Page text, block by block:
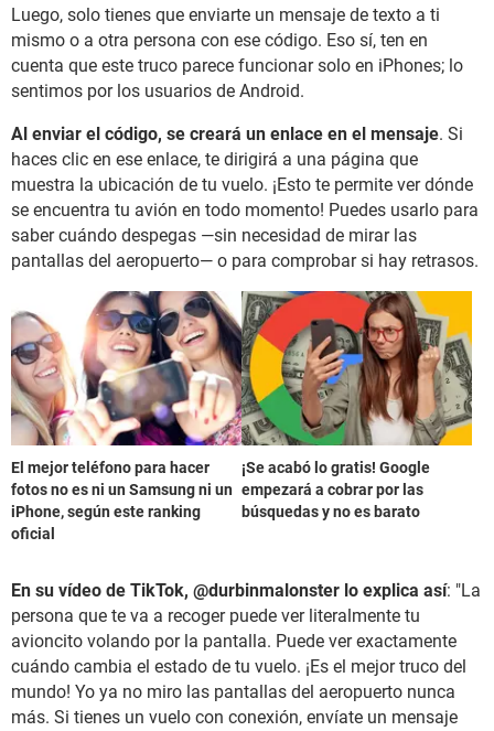
Luego, solo tienes que enviarte un mensaje de texto a ti
mismo o a otra persona con ese código. Eso sí, ten en
cuenta que este truco parece funcionar solo en iPhones; lo
sentimos por los usuarios de Android.
Al enviar el código, se creará un enlace en el mensaje. Si
haces clic en ese enlace, te dirigirá a una página que
muestra la ubicación de tu vuelo. ¡Esto te permite ver dónde
se encuentra tu avión en todo momento! Puedes usarlo para
saber cuándo despegas —sin necesidad de mirar las
pantallas del aeropuerto— o para comprobar si hay retrasos.
El mejor teléfono para hacer
fotos no es ni un Samsung ni un
iPhone, según este ranking
oficial
¡Se acabó lo gratis! Google
empezará a cobrar por las
búsquedas y no es barato
En su vídeo de TikTok, @durbinmalonster lo explica así: "La
persona que te va a recoger puede ver literalmente tu
avioncito volando por la pantalla. Puede ver exactamente
cuándo cambia el estado de tu vuelo. ¡Es el mejor truco del
mundo! Yo ya no miro las pantallas del aeropuerto nunca
más. Si tienes un vuelo con conexión, envíate un mensaje